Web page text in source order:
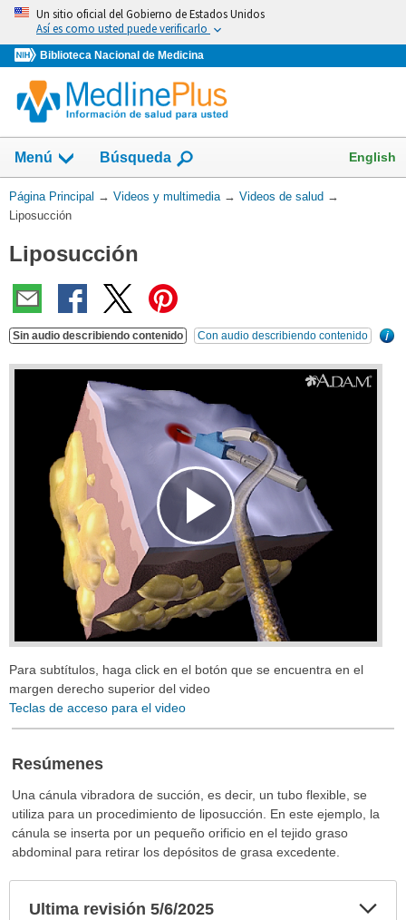
Omita
vaya
al
Contenido
Un sitio oficial del Gobierno de Estados Unidos
Así es como usted puede verificarlo
Biblioteca Nacional de Medicina
Menú Búsqueda English
Usted
está
Página Principal → Videos y multimedia → Videos de salud →
Liposucción
Liposucción
Sin audio describiendo contenido Con audio describiendo contenido
Play
Video
Para subtítulos, haga click en el botón que se encuentra en el
margen derecho superior del video
Teclas de acceso para el video
Resúmenes
Una cánula vibradora de succión, es decir, un tubo flexible, se
utiliza para un procedimiento de liposucción. En este ejemplo, la
cánula se inserta por un pequeño orificio en el tejido graso
abdominal para retirar los depósitos de grasa excedente.
Ultima revisión 5/6/2025